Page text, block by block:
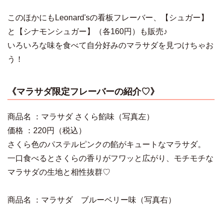
このほかにもLeonard'sの看板フレーバー、【シュガー】
と【シナモンシュガー】（各160円）も販売♪
いろいろな味を食べて自分好みのマラサダを見つけちゃお
う！
《マラサダ限定フレーバーの紹介♡》
商品名 ：マラサダ さくら餡味（写真左）
価格 ：220円（税込）
さくら色のパステルピンクの餡がキュートなマラサダ。
一口食べるとさくらの香りがフワッと広がり、モチモチな
マラサダの生地と相性抜群♡
商品名 ：マラサダ ブルーベリー味（写真右）